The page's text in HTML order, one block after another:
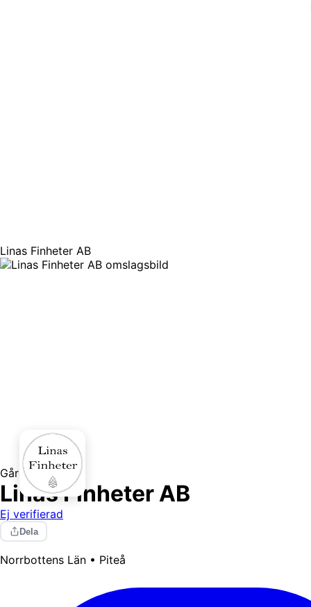
Linas Finheter AB
Gårdsbutik
Linas Finheter AB
Ej verifierad
Dela
Norrbottens Län • Piteå